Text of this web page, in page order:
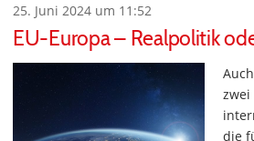
25. Juni 2024 um 11:52
EU-Europa – Realpolitik
zwei
die